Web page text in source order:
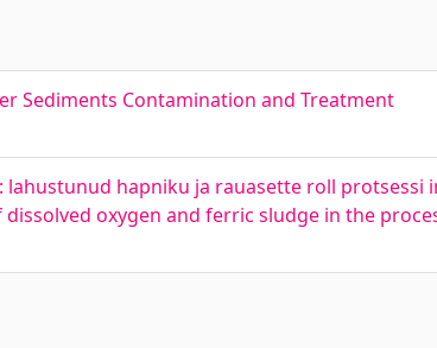
Sediments Contamination and Treatment
hapniku ja rauasette roll protsessi
oxygen and ferric sludge in the